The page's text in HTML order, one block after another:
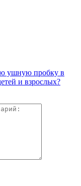
ушную пробку в
и взрослых?